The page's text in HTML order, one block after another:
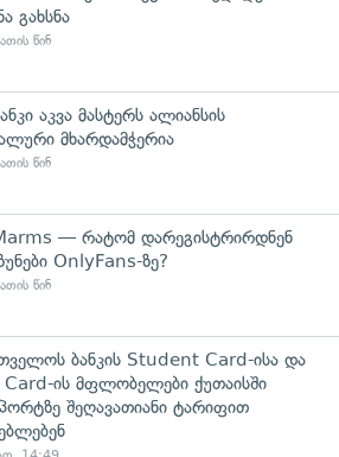
გახსნა
წინ
აკვა მასტერს ალიანსის
მხარდამჭერია
წინ
— რატომ დარეგისტრირდნენ
OnlyFans-ზე?
წინ
ბანკის Student Card-ისა და
ის მფლობელები ქუთაისში
შეღავათიანი ტარიფით